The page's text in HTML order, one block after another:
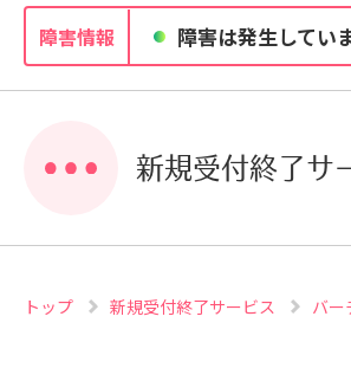
法に関す
2026/07/21
WordPress の脆弱性に
障害情報 障害は発生してい
新規受付終了サ
トップ 新規受付終了サービス バー